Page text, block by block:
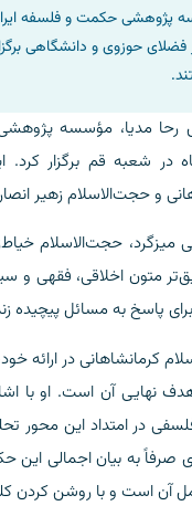
پژوهشی حکمت و فلسفه ایران
فضلای حوزوی و دانشگاهی
در شعبه قم برگزار
و حجت‌الاسلام زهیر
میزگرد، حجت‌الاسلام
متون اخلاقی، فقهی و
پاسخ به مسائل پیچیده
کرمانشاهانی در ارائه
نهایی آن است. او با
در امتداد این محور
صرفاً به بیان اجمالی
آن است و با روشن کردن